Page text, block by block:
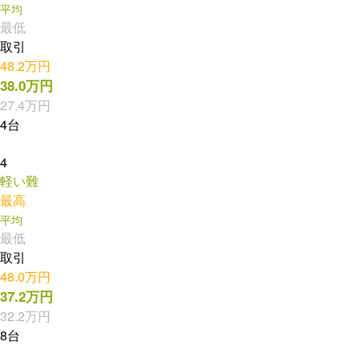
平均
最低
取引
48.2万円
38.0万円
27.4万円
4台
4
軽い難
最高
平均
最低
取引
48.0万円
37.2万円
32.2万円
8台